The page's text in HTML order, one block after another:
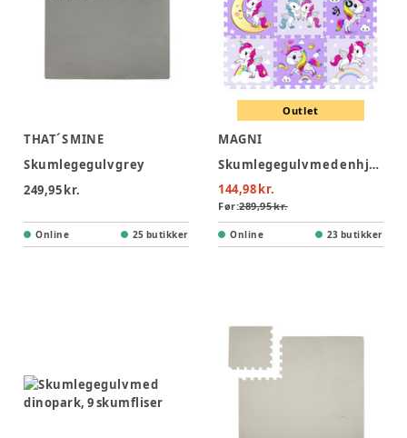
THAT´S MINE
Skumlegegulv grey
249,95 kr.
Online 25 butikker
Outlet
MAGNI
Skumlegegulv med enhjørninge, 9 skumfliser
144,98 kr.
Før:289,95 kr.
Online 23 butikker